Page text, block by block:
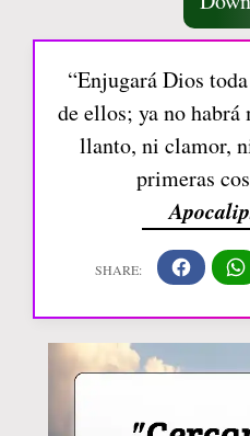
“Enjugará Dios
de ellos; ya no habrá
llanto, ni clamor,
primeras